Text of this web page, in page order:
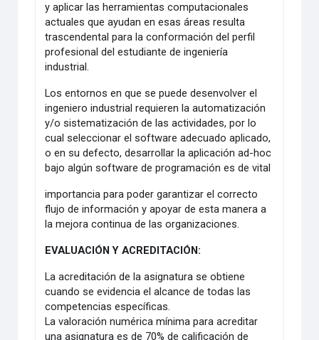
y aplicar las herramientas computacionales
actuales que ayudan en esas áreas resulta
trascendental para la conformación del perfil
profesional del estudiante de ingeniería
industrial.
Los entornos en que se puede desenvolver el
ingeniero industrial requieren la automatización
y/o sistematización de las actividades, por lo
cual seleccionar el software adecuado aplicado,
o en su defecto, desarrollar la aplicación ad-hoc
bajo algún software de programación es de vital
importancia para poder garantizar el correcto
flujo de información y apoyar de esta manera a
la mejora continua de las organizaciones.
EVALUACIÓN Y ACREDITACIÓN:
La acreditación de la asignatura se obtiene
cuando se evidencia el alcance de todas las
competencias específicas.
La valoración numérica mínima para acreditar
una asignatura es de 70% de calificación de